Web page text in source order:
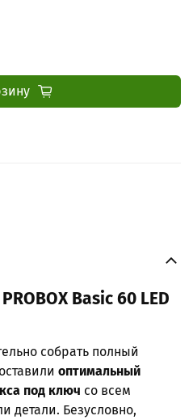
Basic 60 LED
собрать полный
оптимальный
под ключ со всем
детали. Безусловно,